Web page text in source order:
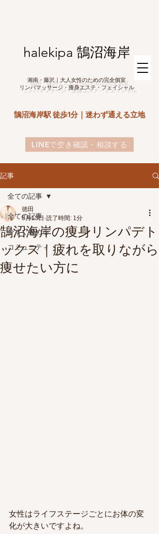
湘南・藤沢｜大人女性のための完全個室
リンパマッサージ・痩身エステ・フェイシャル
鵠沼海岸駅 徒歩1分｜迷わず通える立地
LINEで空き確認・相談する
halekipa 鵠沼海岸
記事
全ての記事
今すぐ始める
コミュニティ
全ての記事
鵠沼海岸の痩身リンパデト
ックス｜疲れを取りながら
痩せたい方に
徳田
5月13日 読了時間: 1分
女性はライフステージごとにお体の変
化が大きいですよね。